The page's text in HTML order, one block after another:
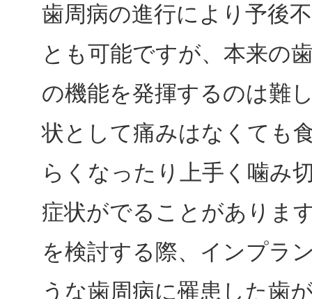
歯周病の進行により予後
とも可能ですが、本来の
の機能を発揮するのは難
状として痛みはなくても
らくなったり上手く噛み
症状がでることがありま
を検討する際、インプラ
うな歯周病に罹患した歯